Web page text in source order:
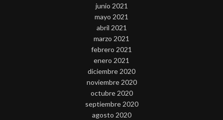
junio 2021
mayo 2021
abril 2021
marzo 2021
febrero 2021
enero 2021
diciembre 2020
noviembre 2020
octubre 2020
septiembre 2020
agosto 2020